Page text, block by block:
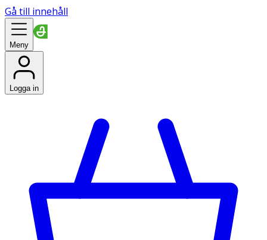
Gå till innehåll
Meny
Logga in